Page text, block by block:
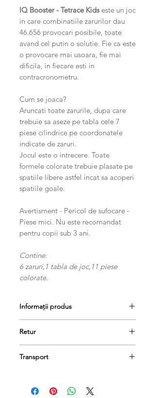
IQ Booster - Tetrace Kidseste un joc
in care combinatiile zarurilor dau
46.656 provocari posibile, toate
avand cel putin o solutie. Fie ca este
o provocare mai usoara, fie mai
dificila, in fiecare esti in
contracronometru.
Cum se joaca?
Aruncati toate zarurile, dupa care
trebuie sa aseze pe tabla cele 7
piese cilindrice pe coordonatele
indicate de zaruri.
Jocul este o intrecere. Toate
formele colorate trebuie plasate pe
spatiile libere astfel incat sa acoperi
spatiile goale.
Avertisment - Pericol de sufocare -
Piese mici. Nu este recomandat
pentru copii sub 3 ani.
Contine:
6 zaruri, 1 tabla de joc, 11 piese
colorate.
Informații produs
6 zaruri,
colorate.
Retur
de 14 de zile, dacă păstrați etichetele
Transport